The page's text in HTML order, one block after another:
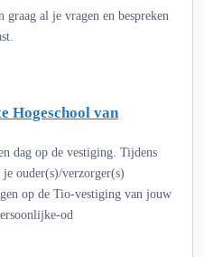
al je vragen en bespreken
Hogeschool van
dag op de vestiging. Tijdens
je ouder(s)/verzorger(s)
op de Tio-vestiging van jouw
od